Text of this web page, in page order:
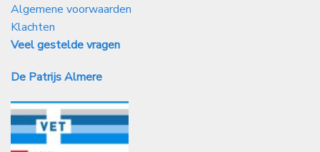
Algemene voorwaarden
Klachten
Veel gestelde vragen
De Patrijs Almere